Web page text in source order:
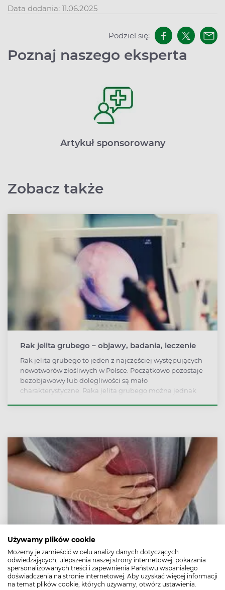
Używamy plików cookie
Możemy je zamieścić w celu analizy danych dotyczących
odwiedzających, ulepszenia naszej strony internetowej, pokazania
spersonalizowanych treści i zapewnienia Państwu wspaniałego
doświadczenia na stronie internetowej. Aby uzyskać więcej informacji
na temat plików cookie, których używamy, otwórz ustawienia.
Data dodania: 11.06.2025
Podziel się:
Poznaj naszego eksperta
Artykuł sponsorowany
Zobacz także
Rak jelita grubego – objawy, badania, leczenie
Rak jelita grubego to jeden z najczęściej występujących
nowotworów złośliwych w Polsce. Początkowo pozostaje
bezobjawowy lub dolegliwości są mało
charakterystyczne. Raka jelita grubego można jednak
Wrzodziejące zapalenie jelita grubego (WZJG) –
objawy, przyczyny, leczenie